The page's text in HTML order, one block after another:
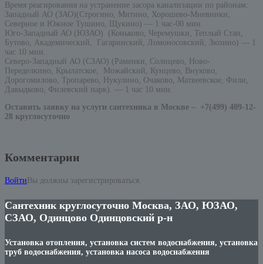
Время реагирования на устранение засора канализации по районам:
Западный АО (ЗАО)(Строгино, Митино, Хорошево-Мневники,
Северное и Южное Тушино, Щукино) — 1 час-00 мин.
Юго-Западный АО (ЮЗАО) (Коньково, Черемушки, Теплый Стан,
Бутово, Академический, Гагаринский, Ломоносовский, Зюзино) — 1
час 10 мин.
Северо-Западный АО (СЗАО) (Раменки, Солнцево, Ново-
Переделкино, Крылатское, Можайский, Кунцево, Внуково,
Дорогомилово, Тропарево, Нукулино, Очаково, Матвеевское, Фили,
Давыдково, Филевский парк). — 1 час 10 мин.
Оставить заявку на услуги сантехника в Москве – +7(499) 409-12-
28 круглосуточно
Комментарии
Войти Вы должны зарегистрироваться.
Сантехник круглосуточно Москва, ЗАО, ЮЗАО,
СЗАО, Одинцово Одинцовский р-н
Установка отопления, установка систем водоснабжения, установка
труб водоснабжения, установка насоса водоснабжения